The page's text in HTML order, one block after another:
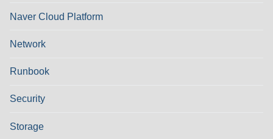
Naver Cloud Platform
Network
Runbook
Security
Storage